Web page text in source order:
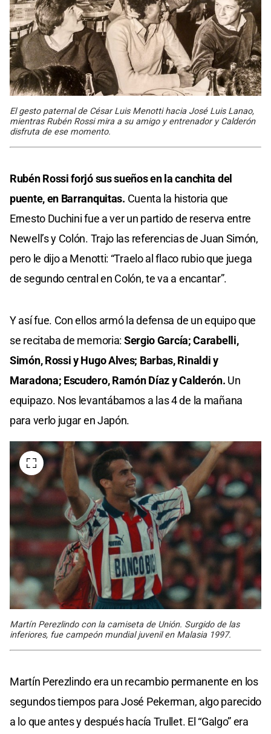
El gesto paternal de César Luis Menotti hacia José Luis Lanao,
mientras Rubén Rossi mira a su amigo y entrenador y Calderón
disfruta de ese momento.
Rubén Rossi forjó sus sueños en la canchita del
puente, en Barranquitas. Cuenta la historia que
Ernesto Duchini fue a ver un partido de reserva entre
Newell’s y Colón. Trajo las referencias de Juan Simón,
pero le dijo a Menotti: “Traelo al flaco rubio que juega
de segundo central en Colón, te va a encantar”.
Y así fue. Con ellos armó la defensa de un equipo que
se recitaba de memoria: Sergio García; Carabelli,
Simón, Rossi y Hugo Alves; Barbas, Rinaldi y
Maradona; Escudero, Ramón Díaz y Calderón. Un
equipazo. Nos levantábamos a las 4 de la mañana
para verlo jugar en Japón.
Martín Perezlindo con la camiseta de Unión. Surgido de las
inferiores, fue campeón mundial juvenil en Malasia 1997.
Martín Perezlindo era un recambio permanente en los
segundos tiempos para José Pekerman, algo parecido
a lo que antes y después hacía Trullet. El “Galgo” era